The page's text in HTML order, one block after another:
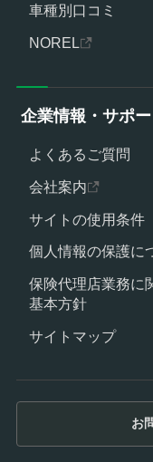
車種別口コミ
NOREL
お
企業情報・サポー
よくあるご質問
会社案内
サイトの使用条件
個人情報の保護に
保険代理店業務に
基本方針
サイトマップ